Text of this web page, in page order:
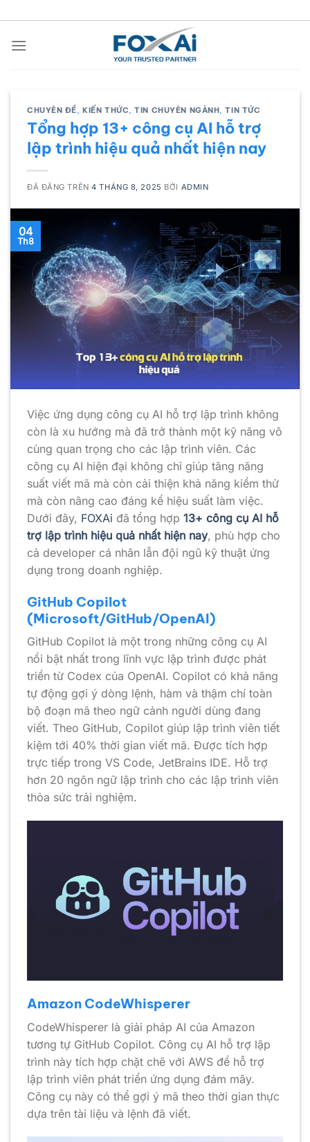
đến
nội
CHUYÊN ĐỀ,KIẾN THỨC,TIN CHUYÊN NGÀNH,TIN TỨC
Tổng hợp 13+ công cụ AI hỗ trợ
lập trình hiệu quả nhất hiện nay
ĐÃ ĐĂNG TRÊN4 THÁNG 8, 2025 BỞI ADMIN
04
Th8
Việc ứng dụng công cụ AI hỗ trợ lập trình không
còn là xu hướng mà đã trở thành một kỹ năng vô
cùng quan trọng cho các lập trình viên. Các
công cụ AI hiện đại không chỉ giúp tăng năng
suất viết mã mà còn cải thiện khả năng kiểm thử
mà còn nâng cao đáng kể hiệu suất làm việc.
Dưới đây, FOXAi đã tổng hợp 13+ công cụ AI hỗ
trợ lập trình hiệu quả nhất hiện nay, phù hợp cho
cả developer cá nhân lẫn đội ngũ kỹ thuật ứng
dụng trong doanh nghiệp.
GitHub Copilot
(Microsoft/GitHub/OpenAI)
GitHub Copilot là một trong những công cụ AI
nổi bật nhất trong lĩnh vực lập trình được phát
triển từ Codex của OpenAI. Copilot có khả năng
tự động gợi ý dòng lệnh, hàm và thậm chí toàn
bộ đoạn mã theo ngữ cảnh người dùng đang
viết. Theo GitHub, Copilot giúp lập trình viên tiết
kiệm tới 40% thời gian viết mã. Được tích hợp
trực tiếp trong VS Code, JetBrains IDE. Hỗ trợ
hơn 20 ngôn ngữ lập trình cho các lập trình viên
thỏa sức trải nghiệm.
Amazon CodeWhisperer
CodeWhisperer là giải pháp AI của Amazon
tương tự GitHub Copilot. Công cụ AI hỗ trợ lập
trình này tích hợp chặt chẽ với AWS để hỗ trợ
lập trình viên phát triển ứng dụng đám mây.
Công cụ này có thể gợi ý mã theo thời gian thực
dựa trên tài liệu và lệnh đã viết.